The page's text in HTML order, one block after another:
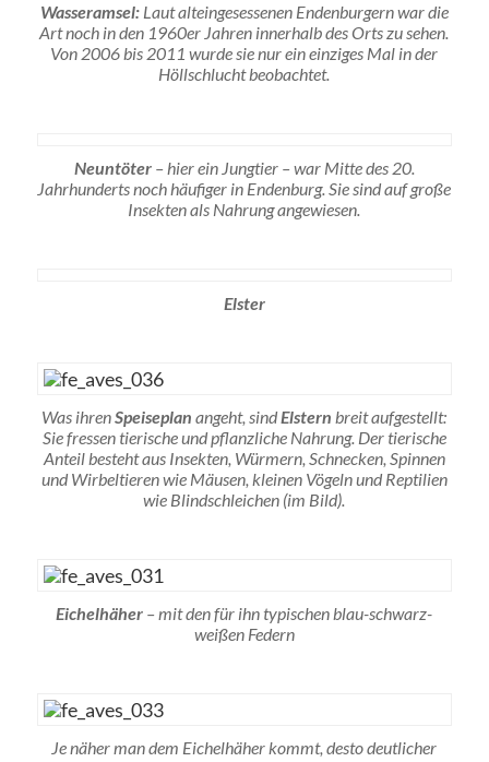
Wasseramsel:Laut alteingesessenen Endenburgern war die
Art noch in den 1960er Jahren innerhalb des Orts zu sehen.
Von 2006 bis 2011 wurde sie nur ein einziges Mal in der
Höllschlucht beobachtet.
Neuntöter– hier ein Jungtier – war Mitte des 20.
Jahrhunderts noch häufiger in Endenburg. Sie sind auf große
Insekten als Nahrung angewiesen.
Elster
Was ihrenSpeiseplan angeht, sindElstern breit aufgestellt:
Sie fressen tierische und pflanzliche Nahrung. Der tierische
Anteil besteht aus Insekten, Würmern, Schnecken, Spinnen
und Wirbeltieren wie Mäusen, kleinen Vögeln und Reptilien
wie Blindschleichen (im Bild).
Eichelhäher – mit den für ihn typischen blau-schwarz-
weißen Federn
Je näher man dem Eichelhäher kommt, desto deutlicher